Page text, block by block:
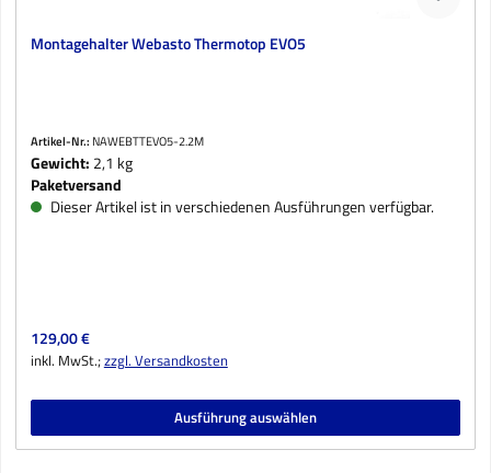
Montagehalter Webasto Thermotop EVO5
Artikel-Nr.: NAWEBTTEVO5-2.2M
Gewicht: 2,1 kg
Paketversand
Dieser Artikel ist in verschiedenen Ausführungen verfügbar.
Regulärer Preis:
129,00 €
inkl. MwSt.;zzgl. Versandkosten
Ausführung auswählen